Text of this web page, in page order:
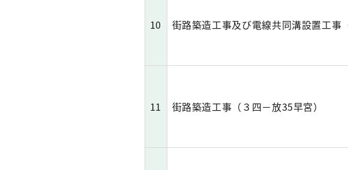
10 街路築造工事及び電線共同溝設置工事
11 街路築造工事（３四－放35早宮）